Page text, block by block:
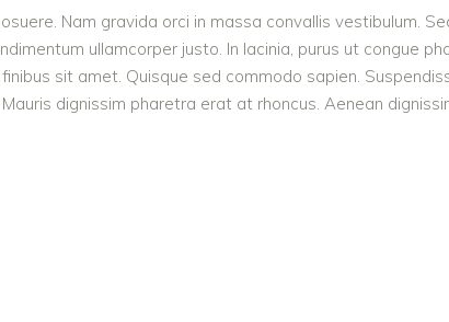
Nam gravida orci in massa convallis vestibulum.
ullamcorper justo. In lacinia, purus ut congue
sit amet. Quisque sed commodo sapien.
dignissim pharetra erat at rhoncus. Aenean